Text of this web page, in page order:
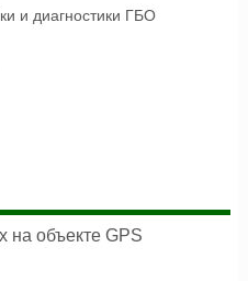
и диагностики ГБО
на объекте GPS